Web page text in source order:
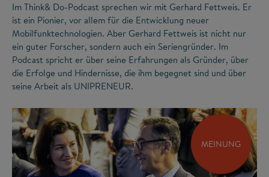
Im Think& Do-Podcast sprechen wir mit Gerhard Fettweis. Er
ist ein Pionier, vor allem für die Entwicklung neuer
Mobilfunktechnologien. Aber Gerhard Fettweis ist nicht nur
ein guter Forscher, sondern auch ein Seriengründer. Im
Podcast spricht er über seine Erfahrungen als Gründer, über
die Erfolge und Hindernisse, die ihm begegnet sind und über
seine Arbeit als UNIPRENEUR.
MEINUNG